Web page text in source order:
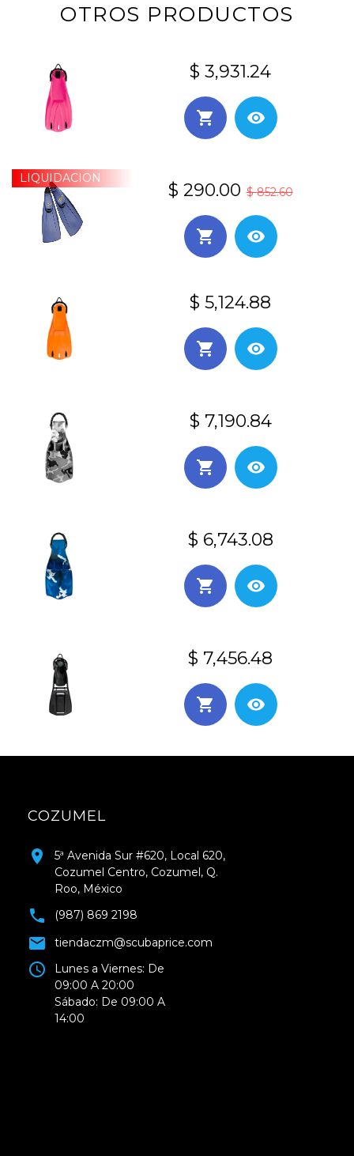
OTROS PRODUCTOS
$ 3,931.24
LIQUIDACION
$ 290.00 $ 852.60
$ 5,124.88
$ 7,190.84
$ 6,743.08
$ 7,456.48
COZUMEL
5ª Avenida Sur #620, Local 620,
Cozumel Centro, Cozumel, Q.
Roo, México
(987) 869 2198
tiendaczm@scubaprice.com
Lunes a Viernes: De
09:00 A 20:00
Sábado: De 09:00 A
14:00